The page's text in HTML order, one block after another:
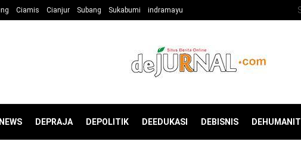
Ciamis Cianjur Subang Sukabumi indramayu
DEPRAJA DEPOLITIK DEEDUKASI DEBISNIS DEHUMANITI